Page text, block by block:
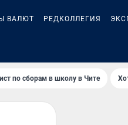
ВАЛЮТ РЕДКОЛЛЕГИЯ
по сборам в школу в Чите